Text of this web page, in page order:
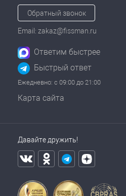
Обратный звонок
Email: zakaz@fissman.ru
Ответим быстрее
Быстрый ответ
Ежедневно: с 09:00 до 21:00
Карта сайта
Давайте дружить!